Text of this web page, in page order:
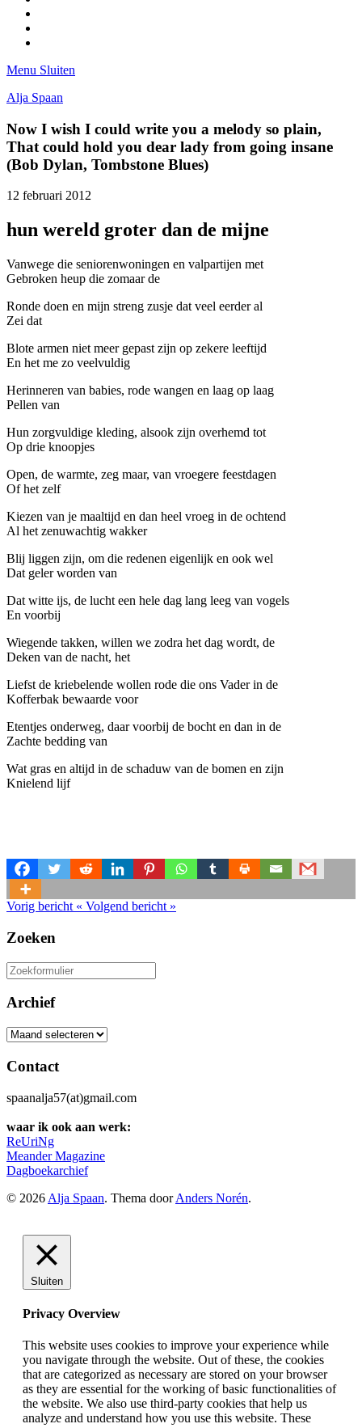
Menu Sluiten
Alja Spaan
Now I wish I could write you a melody so plain,
That could hold you dear lady from going insane
(Bob Dylan, Tombstone Blues)
12 februari 2012
hun wereld groter dan de mijne
Vanwege die seniorenwoningen en valpartijen met
Gebroken heup die zomaar de
Ronde doen en mijn streng zusje dat veel eerder al
Zei dat
Blote armen niet meer gepast zijn op zekere leeftijd
En het me zo veelvuldig
Herinneren van babies, rode wangen en laag op laag
Pellen van
Hun zorgvuldige kleding, alsook zijn overhemd tot
Op drie knoopjes
Open, de warmte, zeg maar, van vroegere feestdagen
Of het zelf
Kiezen van je maaltijd en dan heel vroeg in de ochtend
Al het zenuwachtig wakker
Blij liggen zijn, om die redenen eigenlijk en ook wel
Dat geler worden van
Dat witte ijs, de lucht een hele dag lang leeg van vogels
En voorbij
Wiegende takken, willen we zodra het dag wordt, de
Deken van de nacht, het
Liefst de kriebelende wollen rode die ons Vader in de
Kofferbak bewaarde voor
Etentjes onderweg, daar voorbij de bocht en dan in de
Zachte bedding van
Wat gras en altijd in de schaduw van de bomen en zijn
Knielend lijf
Vorig bericht « Volgend bericht »
Zoeken
Zoeken
naar:
Archief
Archief
Contact
spaanalja57(at)gmail.com
waar ik ook aan werk:
ReUriNg
Meander Magazine
Dagboekarchief
© 2026 Alja Spaan. Thema doorAnders Norén.
Sluiten
Privacy Overview
This website uses cookies to improve your experience while
you navigate through the website. Out of these, the cookies
that are categorized as necessary are stored on your browser
as they are essential for the working of basic functionalities of
the website. We also use third-party cookies that help us
analyze and understand how you use this website. These